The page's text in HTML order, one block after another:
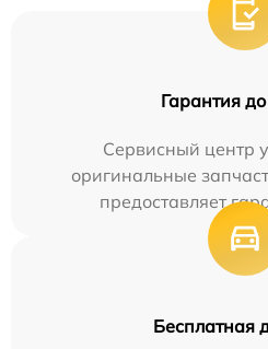
Гарантия
Сервисный центр
оригинальные
предоставляет
Бесплатная